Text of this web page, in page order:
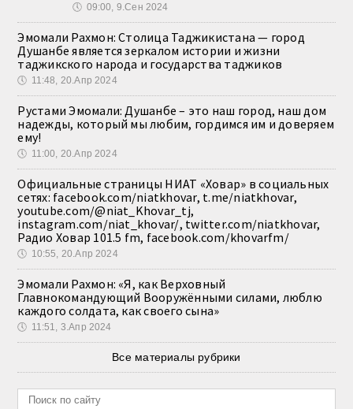
🕔 09:00, 9.Сен 2024
Эмомали Рахмон: Столица Таджикистана — город
Душанбе является зеркалом истории и жизни
таджикского народа и государства таджиков
🕔 11:48, 20.Апр 2024
Рустами Эмомали: Душанбе – это наш город, наш дом
надежды, который мы любим, гордимся им и доверяем
ему!
🕔 11:00, 20.Апр 2024
Официальные страницы НИАТ «Ховар» в социальных
сетях: facebook.com/niatkhovar, t.me/niatkhovar,
youtube.com/@niat_Khovar_tj,
instagram.com/niat_khovar/, twitter.com/niatkhovar,
Радио Ховар 101.5 fm, facebook.com/khovarfm/
🕔 10:55, 20.Апр 2024
Эмомали Рахмон: «Я, как Верховный
Главнокомандующий Вооружёнными силами, люблю
каждого солдата, как своего сына»
🕔 11:51, 3.Апр 2024
Все материалы рубрики